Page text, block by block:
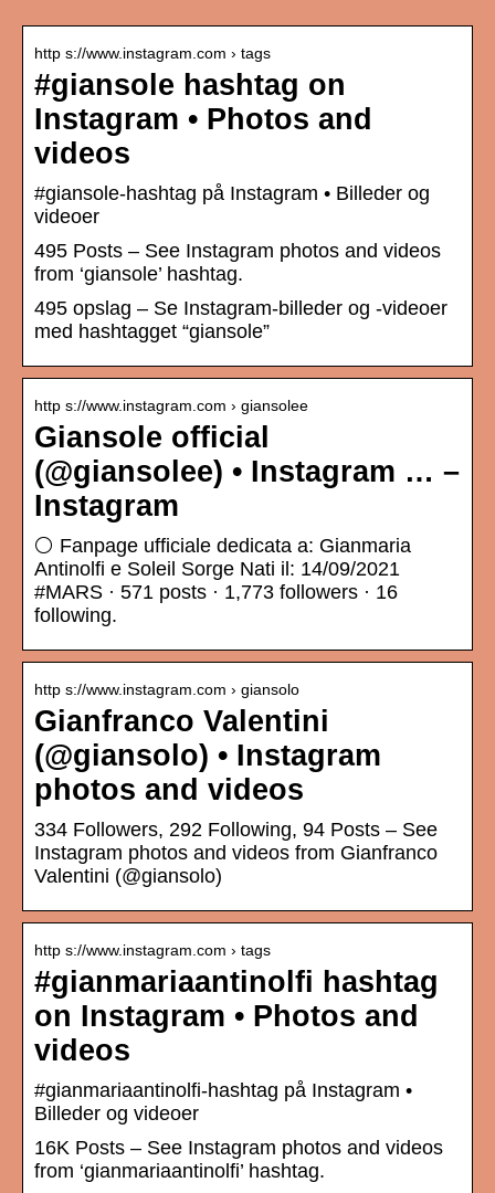
http s://www.instagram.com › tags
#giansole hashtag on
Instagram • Photos and
videos
#giansole-hashtag på Instagram • Billeder og
videoer
495 Posts – See Instagram photos and videos
from ‘giansole’ hashtag.
495 opslag – Se Instagram-billeder og -videoer
med hashtagget “giansole”
http s://www.instagram.com › giansolee
Giansole official
(@giansolee) • Instagram … –
Instagram
⚪ Fanpage ufficiale dedicata a: Gianmaria
Antinolfi e Soleil Sorge Nati il: 14/09/2021
#MARS · 571 posts · 1,773 followers · 16
following.
http s://www.instagram.com › giansolo
Gianfranco Valentini
(@giansolo) • Instagram
photos and videos
334 Followers, 292 Following, 94 Posts – See
Instagram photos and videos from Gianfranco
Valentini (@giansolo)
http s://www.instagram.com › tags
#gianmariaantinolfi hashtag
on Instagram • Photos and
videos
#gianmariaantinolfi-hashtag på Instagram •
Billeder og videoer
16K Posts – See Instagram photos and videos
from ‘gianmariaantinolfi’ hashtag.